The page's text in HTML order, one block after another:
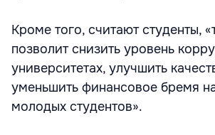
Кроме того, считают студенты,
позволит снизить уровень
университетах, улучшить
уменьшить финансовое бремя
молодых студентов».